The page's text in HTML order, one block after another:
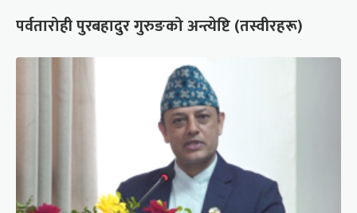
पर्वतारोही पुरबहादुर गुरुङको अन्त्येष्टि (तस्वीरहरू)